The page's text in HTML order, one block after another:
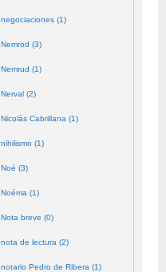
negociaciones (1)
Nemrod (3)
Nemrud (1)
Nerval (2)
Nicolás Cabrillana (1)
nihilismo (1)
Noé (3)
Noéma (1)
Nota breve (0)
nota de lectura (2)
notario Pedro de Ribera (1)